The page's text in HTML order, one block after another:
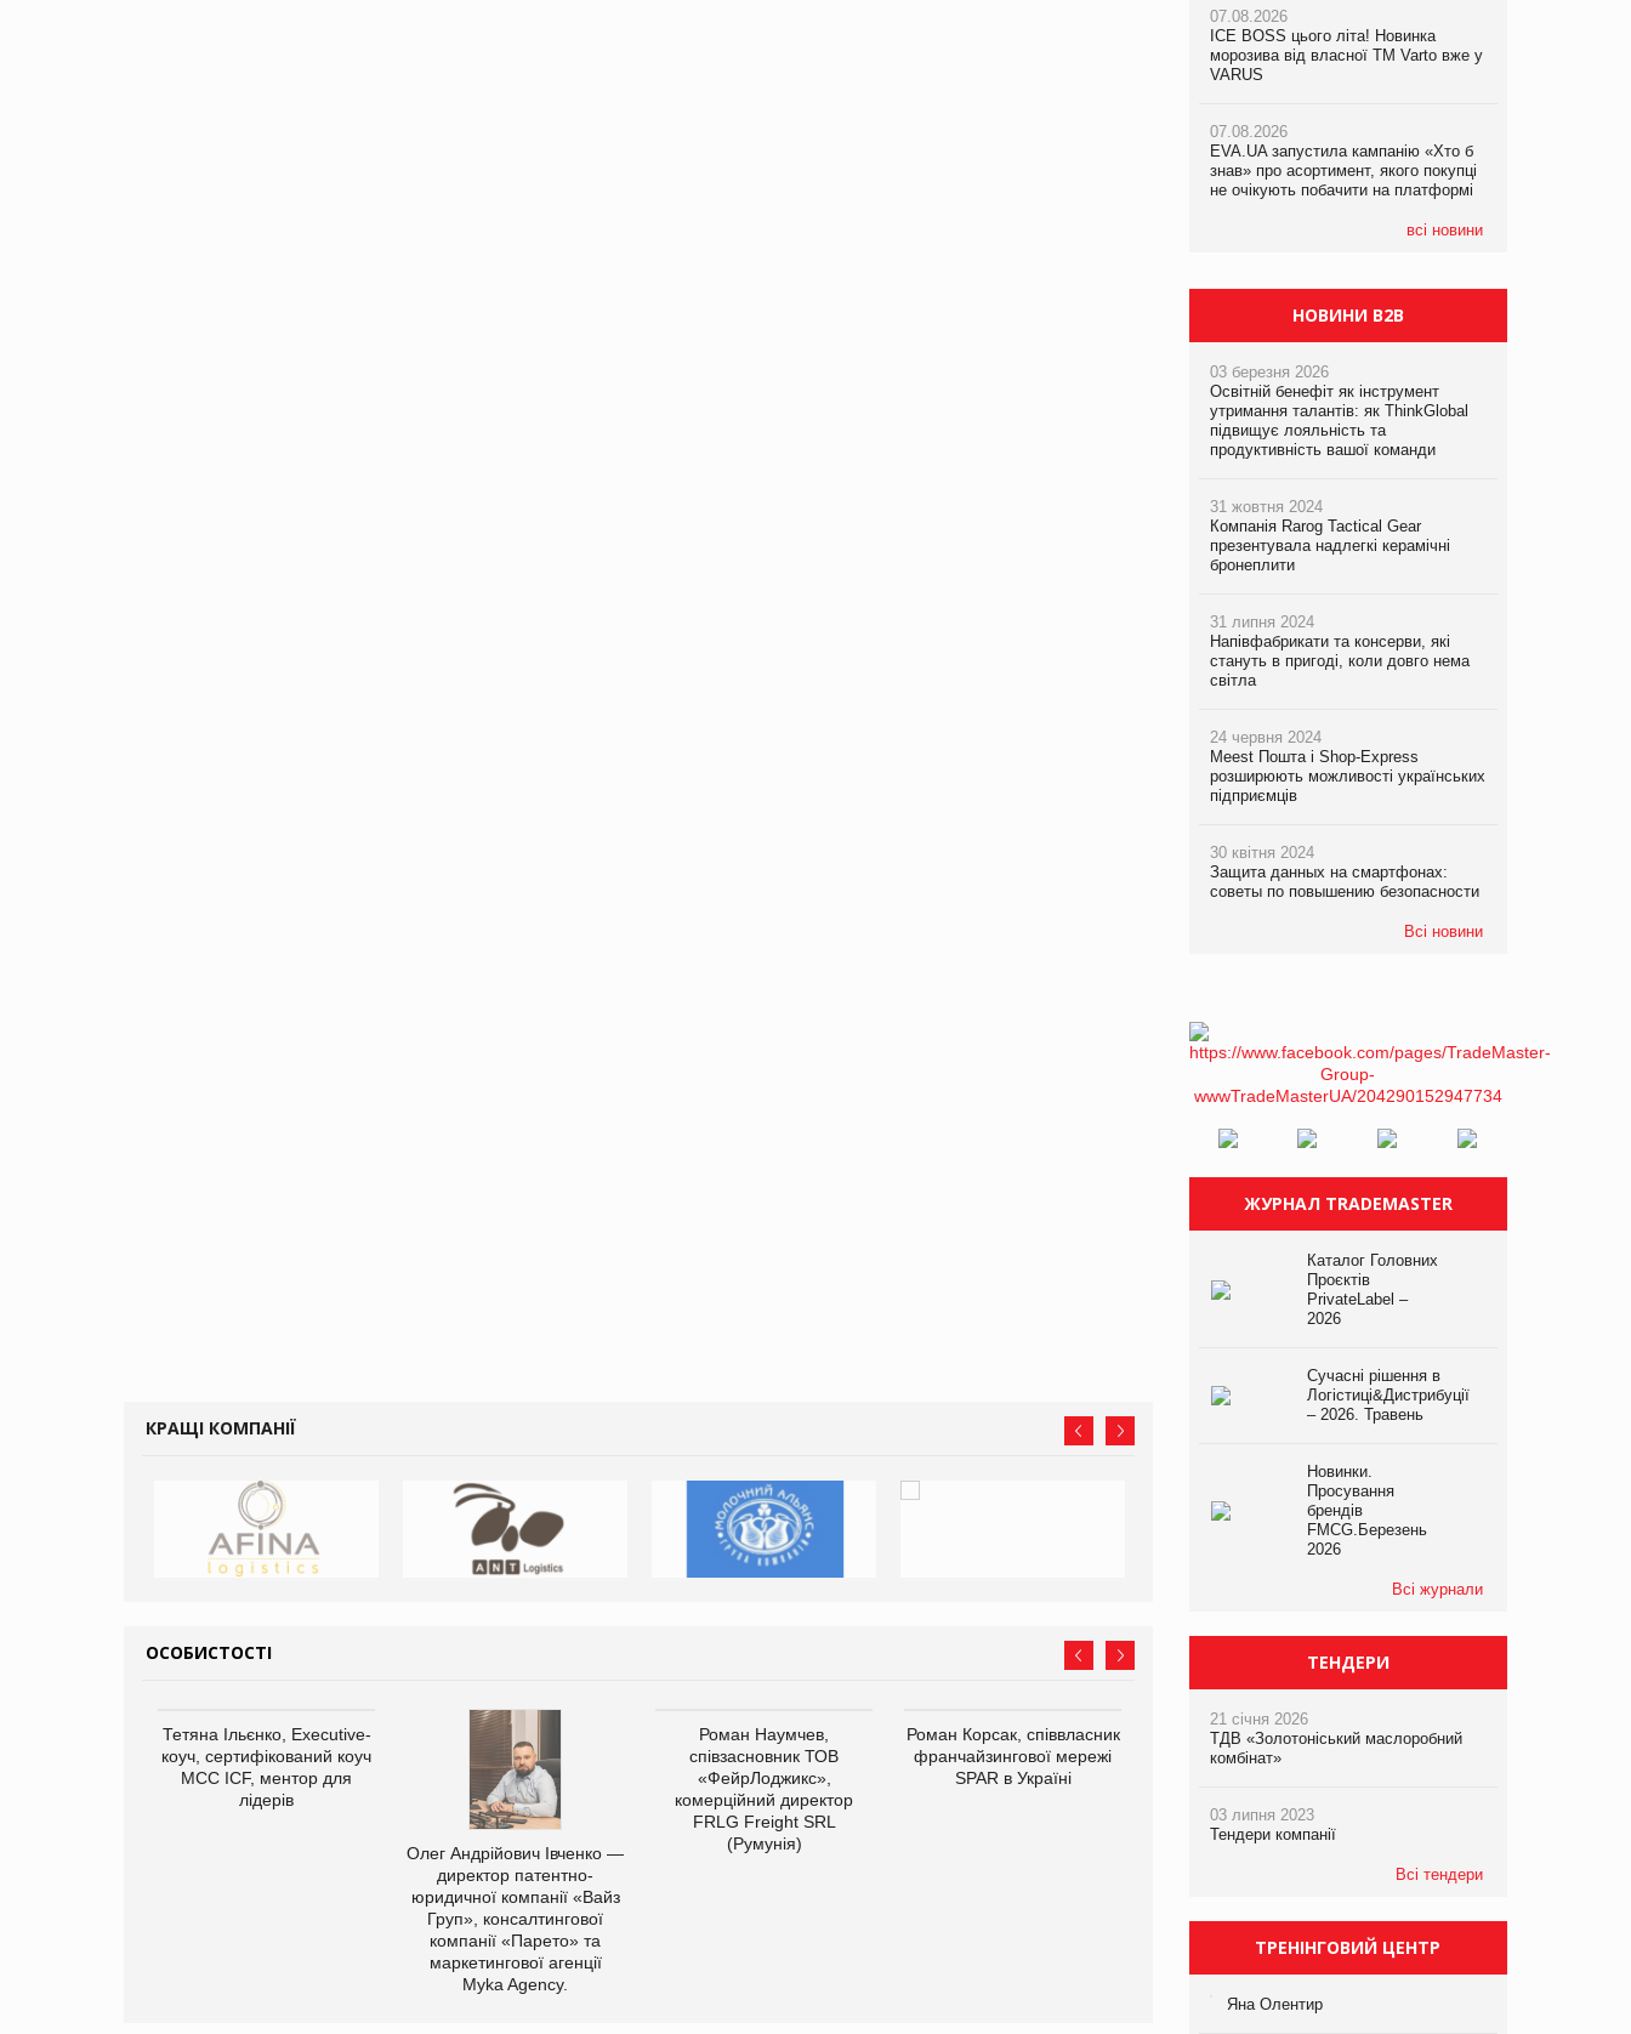
КРАЩІ КОМПАНІЇ
ОСОБИСТОСТІ
Тетяна Ільєнко, Executive-
коуч, сертифікований коуч
МСС ICF, ментор для
лідерів
Олег Андрійович Івченко —
директор патентно-
юридичної компанії «Вайз
Груп», консалтингової
компанії «Парето» та
маркетингової агенції
Myka Agency.
Роман Наумчев,
співзасновник ТОВ
«ФейрЛоджикс»,
комерційний директор
FRLG Freight SRL
(Румунія)
Роман Корсак, співвласник
франчайзингової мережі
SPAR в Україні
Олексій Логачов-Михайлов
Файно маркет Директор
Яна Сараніна, директор
07.08.2026
ICE BOSS цього літа! Новинка
морозива від власної ТМ Varto вже у
VARUS
07.08.2026
EVA.UA запустила кампанію «Хто б
знав» про асортимент, якого покупці
не очікують побачити на платформі
всі новини
06.08.2026
Смачна новинка для хвостатих: у
VARUS з’явилися паучі Varto Paw
05.08.2026
Мережа супермаркетів VARUS купує
мережу магазинів формату
компанія налічуватиме 374 магазини
07.08.2026
Франція заборонила рекламні дзвінки
НОВИНИ B2B
03 березня 2026
Освітній бенефіт як інструмент
утримання талантів: як ThinkGlobal
підвищує лояльність та
продуктивність вашої команди
31 жовтня 2024
Компанія Rarog Tactical Gear
презентувала надлегкі керамічні
бронеплити
31 липня 2024
Напівфабрикати та консерви, які
стануть в пригоді, коли довго нема
світла
24 червня 2024
Meest Пошта і Shop-Express
розширюють можливості українських
підприємців
30 квітня 2024
Защита данных на смартфонах:
советы по повышению безопасности
Всі новини
ЖУРНАЛ TRADEMASTER
Каталог Головних
Проєктів
PrivateLabel –
2026
Сучасні рішення в
Логістиці&Дистрибуції
– 2026. Травень
Новинки.
Просування
брендів
FMCG.Березень
2026
Всі журнали
ТЕНДЕРИ
21 січня 2026
ТДВ «Золотоніський маслоробний
комбінат»
03 липня 2023
Тендери компанії
Всі тендери
ТРЕНІНГОВИЙ ЦЕНТР
Яна Олентир